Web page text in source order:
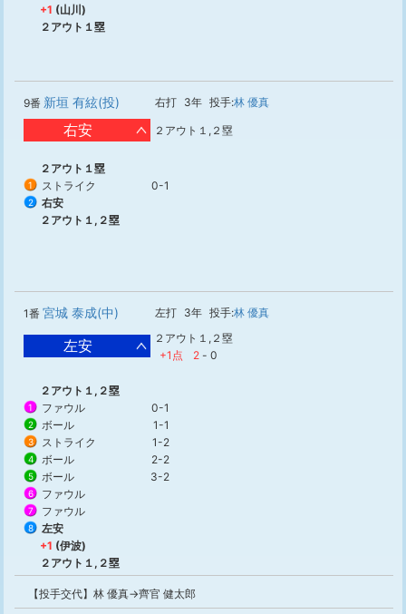
+1 (山川)
２アウト１塁
9番 新垣 有絃(投) 右打 3年 投手:林 優真
右安 ２アウト１,２塁
２アウト１塁
1 ストライク 0-1
2
右安
２アウト１,２塁
1番 宮城 泰成(中) 左打 3年 投手:林 優真
左安
２アウト１,２塁
+1点
2 - 0
２アウト１,２塁
1 ファウル 0-1
2 ボール 1-1
3 ストライク 1-2
4 ボール 2-2
5 ボール 3-2
6 ファウル
7 ファウル
8
左安
+1 (伊波)
２アウト１,２塁
【投手交代】林 優真→齊官 健太郎